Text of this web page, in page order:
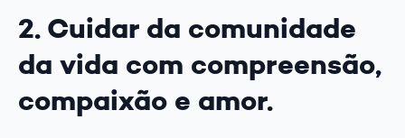
2. Cuidar da comunidade
da vida com compreensão,
compaixão e amor.